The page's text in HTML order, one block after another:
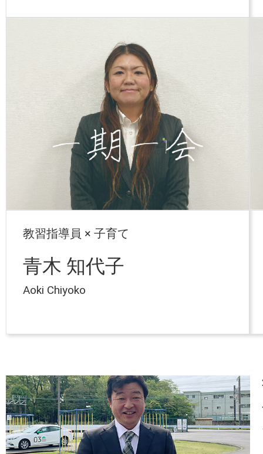
教習指導員 × 子育て
青木 知代子
Aoki Chiyoko